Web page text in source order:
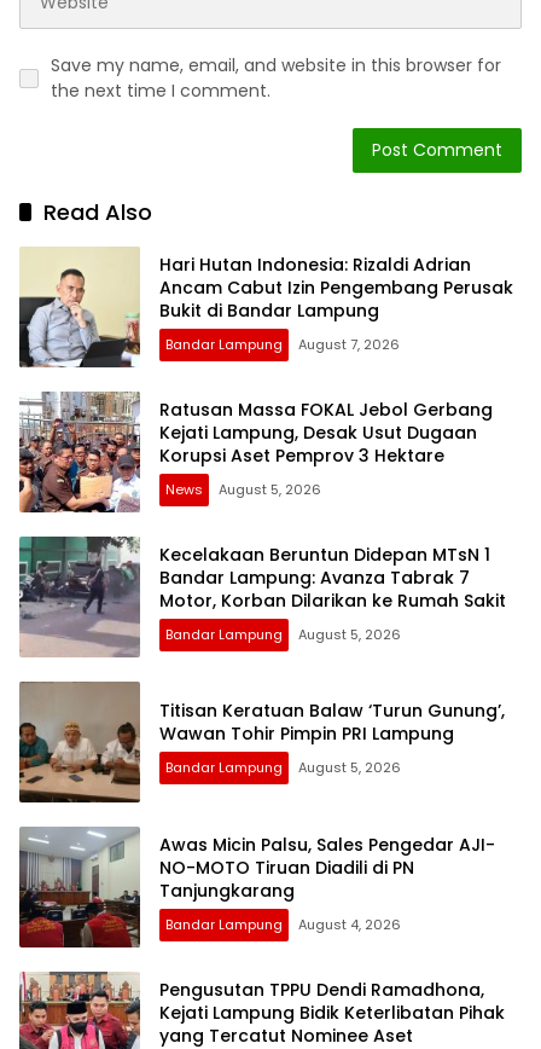
Save my name, email, and website in this browser for
the next time I comment.
Read Also
Hari Hutan Indonesia: Rizaldi Adrian
Ancam Cabut Izin Pengembang Perusak
Bukit di Bandar Lampung
Bandar Lampung August 7, 2026
Ratusan Massa FOKAL Jebol Gerbang
Kejati Lampung, Desak Usut Dugaan
Korupsi Aset Pemprov 3 Hektare
News August 5, 2026
Kecelakaan Beruntun Didepan MTsN 1
Bandar Lampung: Avanza Tabrak 7
Motor, Korban Dilarikan ke Rumah Sakit
Bandar Lampung August 5, 2026
Titisan Keratuan Balaw ‘Turun Gunung’,
Wawan Tohir Pimpin PRI Lampung
Bandar Lampung August 5, 2026
Awas Micin Palsu, Sales Pengedar AJI-
NO-MOTO Tiruan Diadili di PN
Tanjungkarang
Bandar Lampung August 4, 2026
Pengusutan TPPU Dendi Ramadhona,
Kejati Lampung Bidik Keterlibatan Pihak
yang Tercatut Nominee Aset